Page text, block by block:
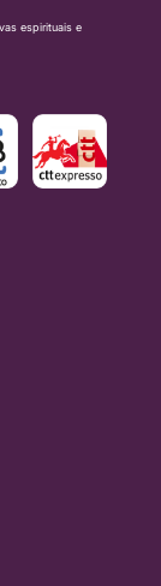
espirituais e